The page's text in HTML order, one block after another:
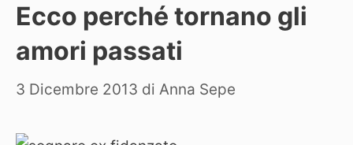
Ecco perché tornano gli
amori passati
3 Dicembre 2013 di Anna Sepe